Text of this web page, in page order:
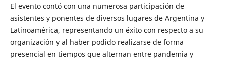
El evento contó con una numerosa participación de
asistentes y ponentes de diversos lugares de Argentina y
Latinoamérica, representando un éxito con respecto a su
organización y al haber podido realizarse de forma
presencial en tiempos que alternan entre pandemia y